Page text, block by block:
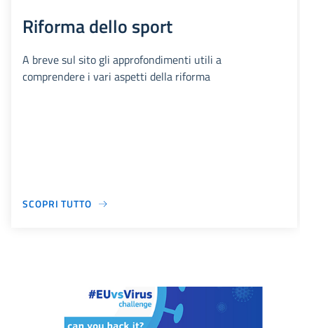
Riforma dello sport
A breve sul sito gli approfondimenti utili a
comprendere i vari aspetti della riforma
SCOPRI TUTTO